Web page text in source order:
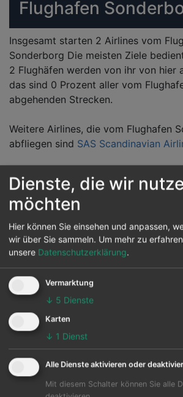
Flughafen
Insgesamt starten 2 Airlines vom
Sonderborg Die meisten Ziele
2 Flughäfen werden von ihr von hier
das sind 0 Prozent aller vom
abgehenden Strecken.
Weitere Airlines, die vom Flughafen
abfliegen sind SAS Scandinavian
Reiseziele von
Flughäfen in diversen Ländern
angeflogen. Hauptziel ist der
Die Karte zeigt die 25 häufigsten
Sonderborg:
Dienste, die wir
möchten
Hier können Sie einsehen und anpassen,
wir über Sie sammeln. Um mehr zu
unsere Datenschutzerklärung.
Vermarktung
↓ 5 Dienste
Karten
↓ 1 Dienst
Alle Dienste aktivieren oder
Mit diesem Schalter können Sie alle